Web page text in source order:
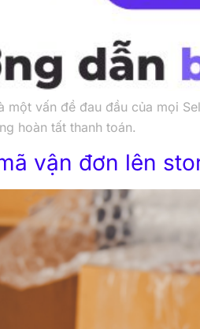
một vấn đề đau đầu của mọi
hoàn tất thanh toán.
vận đơn lên